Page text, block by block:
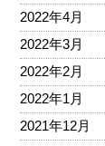
2022年4月
2022年3月
2022年2月
2022年1月
2021年12月